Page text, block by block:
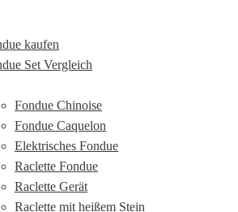
kaufen
Set Vergleich
Fondue Chinoise
Fondue Caquelon
Elektrisches Fondue
Raclette Fondue
Raclette Gerät
Raclette mit heißem Stein